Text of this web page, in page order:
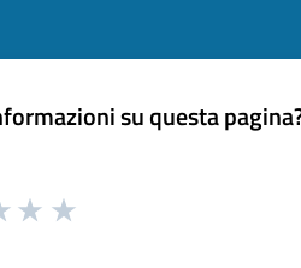
su questa